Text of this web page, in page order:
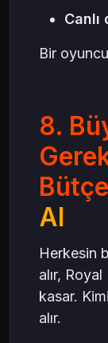
Bir
8.
Al
Herkesin
alır, Royal
kasar.
alır.